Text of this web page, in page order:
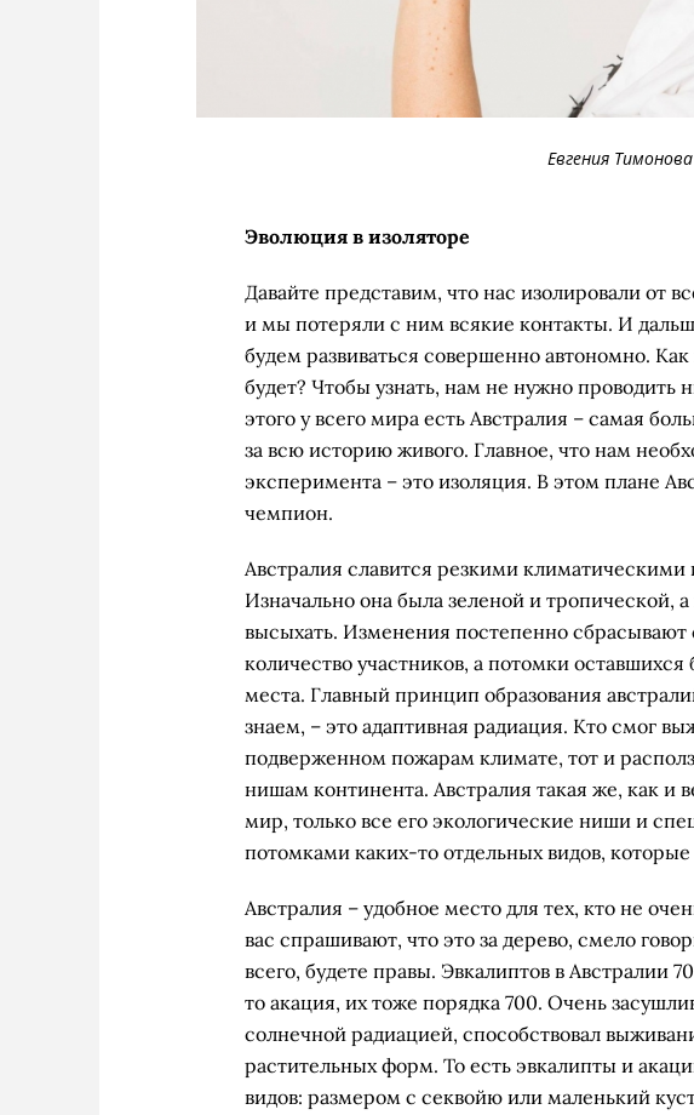
Евгения Тимонова
Эволюция в изоляторе
Давайте представим, что нас изолировали от
и мы потеряли с ним всякие контакты. И
будем развиваться совершенно автономно.
будет? Чтобы узнать, нам не нужно проводить
этого у всего мира есть Австралия – самая
за всю историю живого. Главное, что нам
эксперимента – это изоляция. В этом плане
чемпион.
Австралия славится резкими
Изначально она была зеленой и тропической,
высыхать. Изменения постепенно сбрасывают
количество участников, а потомки оставшихся
места. Главный принцип образования
знаем, – это адаптивная радиация. Кто смог
подверженном пожарам климате, тот и
нишам континента. Австралия такая же, как и
мир, только все его экологические ниши и
потомками каких-то отдельных видов,
Австралия – удобное место для тех, кто не
вас спрашивают, что это за дерево, смело
всего, будете правы. Эвкалиптов в Австралии
то акация, их тоже порядка 700. Очень
солнечной радиацией, способствовал
растительных форм. То есть эвкалипты и
видов: размером с секвойю или маленький